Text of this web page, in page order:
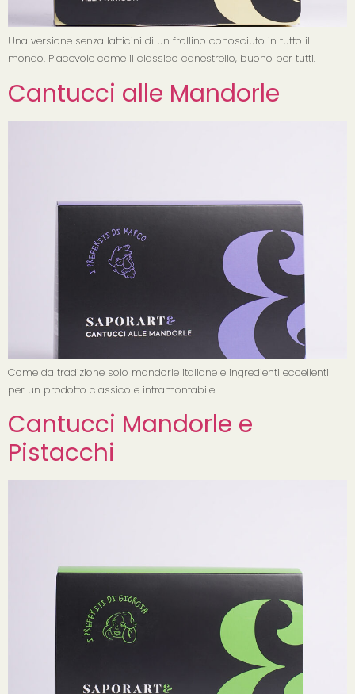
Una versione senza latticini di un frollino conosciuto in tutto il
mondo. Piacevole come il classico canestrello, buono per tutti.
Cantucci alle Mandorle
Come da tradizione solo mandorle italiane e ingredienti eccellenti
per un prodotto classico e intramontabile
Cantucci Mandorle e
Pistacchi